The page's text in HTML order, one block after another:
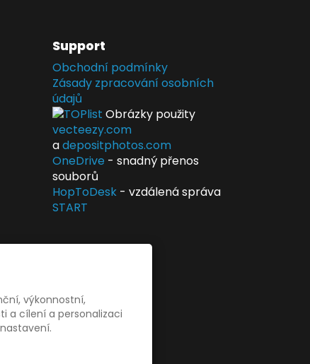
Support
Obchodní podmínky
Zásady zpracování osobních
údajů
Obrázky použity
vecteezy.com
adepositphotos.com
OneDrive - snadný přenos
souborů
HopToDesk- vzdálená správa
START
výkonnostní,
a cílení a personalizaci